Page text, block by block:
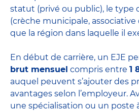
statut (privé ou public), le type
(crèche municipale, associative
que la région dans laquelle il
En début de carrière, un EJE
brut mensuel compris entre 1
auquel peuvent s’ajouter des
avantages selon l’employeur.
une spécialisation ou un poste